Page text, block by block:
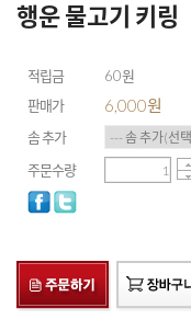
행운 물고기 키링
적립금
60원
판매가
6,000원
솜 추가
주문수량